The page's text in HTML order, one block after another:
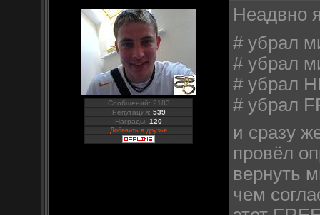
Сообщений: 2183
Репутация: 539
Награды:120
Добавить в друзья
Неадвно
# убрал
# убрал
# убрал
# убрал
и сразу
провёл
вернуть
чем